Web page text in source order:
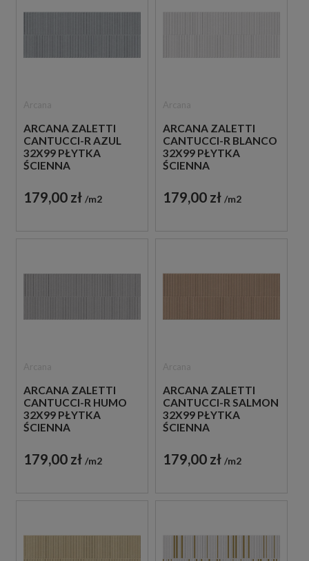
ARCANA ZALETTI
CANTUCCI-R AZUL
32X99 PŁYTKA
ŚCIENNA
179,00 zł m2
ARCANA ZALETTI
CANTUCCI-R BLANCO
32X99 PŁYTKA
ŚCIENNA
179,00 zł m2
ARCANA ZALETTI
CANTUCCI-R HUMO
32X99 PŁYTKA
ŚCIENNA
179,00 zł m2
ARCANA ZALETTI
CANTUCCI-R SALMON
32X99 PŁYTKA
ŚCIENNA
179,00 zł m2